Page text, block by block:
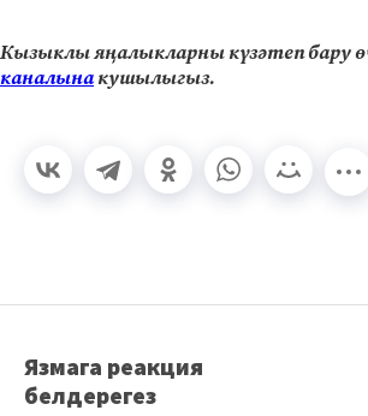
Кызыклы яңалыкларны күзәтеп бару
каналынакушылыгыз.
Язмага реакция
белдерегез